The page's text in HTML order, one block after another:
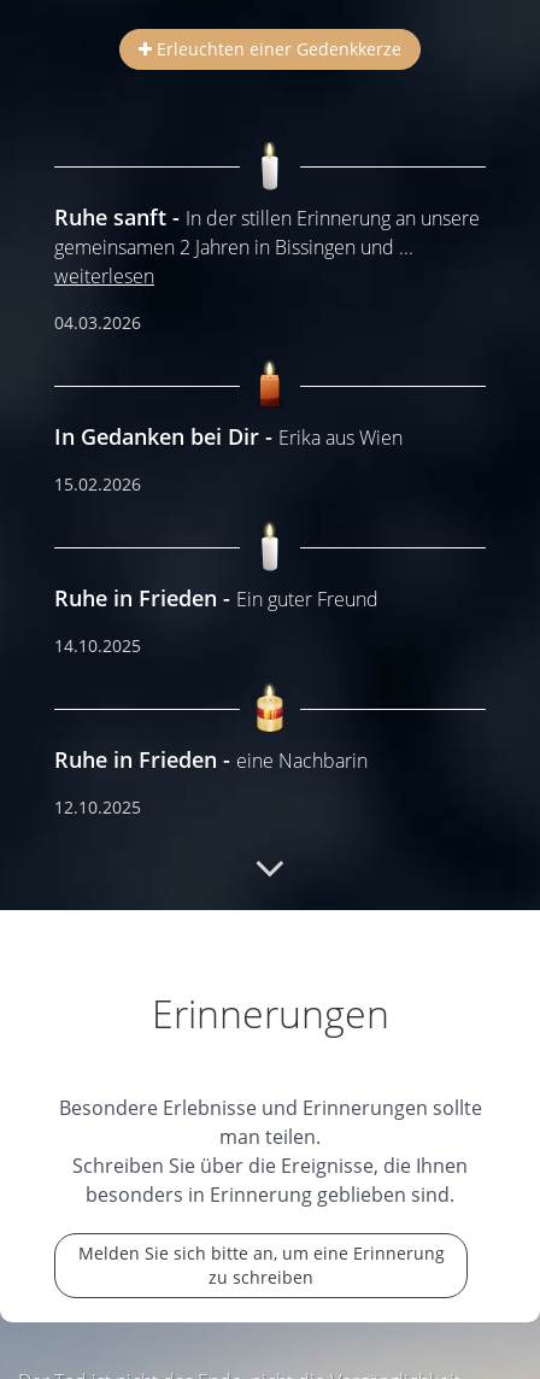
Erleuchten einer Gedenkkerze
Ruhe sanft
In der stillen Erinnerung an unsere
gemeinsamen 2 Jahren in Bissingen und ...
weiterlesen
04.03.2026
In Gedanken bei Dir Erika aus Wien
15.02.2026
Ruhe in Frieden Ein guter Freund
14.10.2025
Ruhe in Frieden eine Nachbarin
12.10.2025
Erinnerungen
Besondere Erlebnisse und Erinnerungen sollte
man teilen.
Schreiben Sie über die Ereignisse, die Ihnen
besonders in Erinnerung geblieben sind.
Melden Sie sich bitte an, um eine Erinnerung
zu schreiben